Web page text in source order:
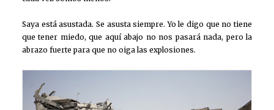
Saya está asustada. Se asusta siempre. Yo le digo que no tiene
que tener miedo, que aquí abajo no nos pasará nada, pero la
abrazo fuerte para que no oiga las explosiones.